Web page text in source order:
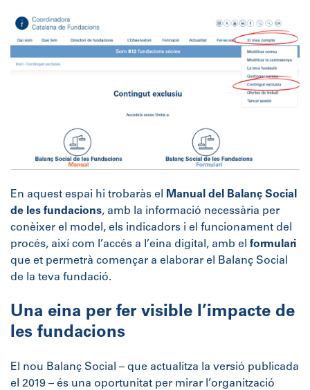
En aquest espai hi trobaràs el
Manual del Balanç Social
de les fundacions, amb la informació necessària per
conèixer el model, els indicadors i el funcionament del
procés, així com l’accés a l’eina digital, amb el formulari
que et permetrà començar a elaborar el Balanç Social
de la teva fundació.
Una eina per fer visible l’impacte de
les fundacions
El nou Balanç Social – que actualitza la versió publicada
el 2019 – és una oportunitat per mirar l’organització